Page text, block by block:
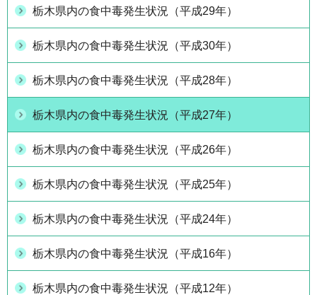
栃木県内の食中毒発生状況（平成29年）
栃木県内の食中毒発生状況（平成30年）
栃木県内の食中毒発生状況（平成28年）
栃木県内の食中毒発生状況（平成27年）
栃木県内の食中毒発生状況（平成26年）
栃木県内の食中毒発生状況（平成25年）
栃木県内の食中毒発生状況（平成24年）
栃木県内の食中毒発生状況（平成16年）
栃木県内の食中毒発生状況（平成12年）